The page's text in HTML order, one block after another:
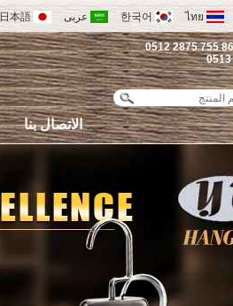
日本語 عربى 한국어 ไทย
الاتصال بنا